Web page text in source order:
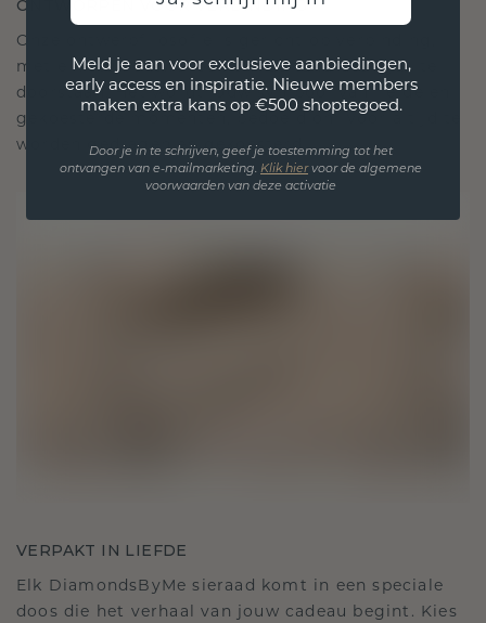
ONTWORPEN VOOR VERBINDING
Onze ontwerpfilosofie is gericht op verbinding,
met elk stuk ontworpen om de tand des tijds te
doorstaan. Het wordt jouw symbool van liefde en
gekoesterde momenten, bedoeld om voor altijd te
worden gedragen en gekoesterd.
VERPAKT IN LIEFDE
Elk DiamondsByMe sieraad komt in een speciale
doos die het verhaal van jouw cadeau begint. Kies
Meld je aan voor exclusieve aanbiedingen,
early access en inspiratie. Nieuwe members
maken extra kans op €500 shoptegoed.
Door je in te schrijven, geef je toestemming tot het
ontvangen van e-mailmarketing. Klik hiervoor de algemene
voorwaarden van deze activatie